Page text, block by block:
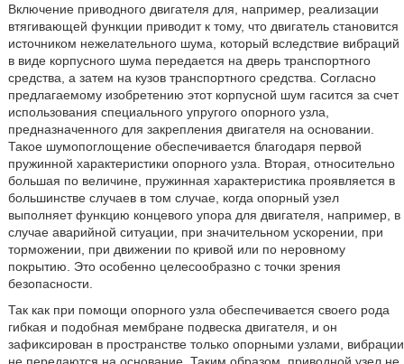
Включение приводного двигателя для, например, реализации
втягивающей функции приводит к тому, что двигатель становится
источником нежелательного шума, который вследствие вибраций
в виде корпусного шума передается на дверь транспортного
средства, а затем на кузов транспортного средства. Согласно
предлагаемому изобретению этот корпусной шум гасится за счет
использования специального упругого опорного узла,
предназначенного для закрепления двигателя на основании.
Такое шумопоглощение обеспечивается благодаря первой
пружинной характеристики опорного узла. Вторая, относительно
большая по величине, пружинная характеристика проявляется в
большинстве случаев в том случае, когда опорный узел
выполняет функцию концевого упора для двигателя, например, в
случае аварийной ситуации, при значительном ускорении, при
торможении, при движении по кривой или по неровному
покрытию. Это особенно целесообразно с точки зрения
безопасности.
Так как при помощи опорного узла обеспечивается своего рода
гибкая и подобная мембране подвеска двигателя, и он
зафиксирован в пространстве только опорными узлами, вибрации